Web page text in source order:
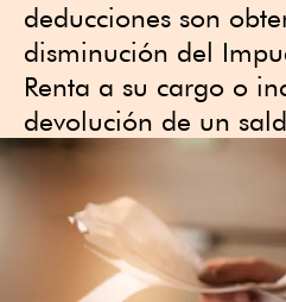
deducciones son
disminución del
Renta a su cargo o
devolución de un